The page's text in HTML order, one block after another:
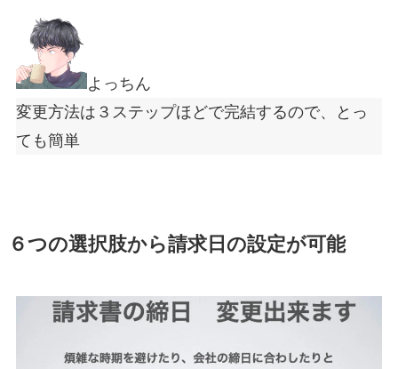
よっちん
変更方法は３ステップほどで完結するので、とっ
ても簡単
６つの選択肢から請求日の設定が可能